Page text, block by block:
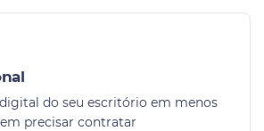
do seu escritório em menos
precisar contratar